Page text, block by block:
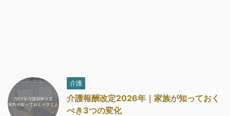
介護
介護報酬改定2026年｜家族が知っておく
べき3つの変化